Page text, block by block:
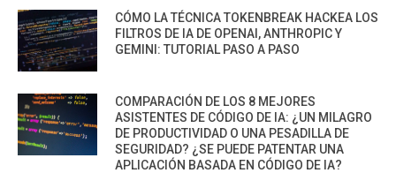
CÓMO LA TÉCNICA TOKENBREAK HACKEA LOS
FILTROS DE IA DE OPENAI, ANTHROPIC Y
GEMINI: TUTORIAL PASO A PASO
COMPARACIÓN DE LOS 8 MEJORES
ASISTENTES DE CÓDIGO DE IA: ¿UN MILAGRO
DE PRODUCTIVIDAD O UNA PESADILLA DE
SEGURIDAD? ¿SE PUEDE PATENTAR UNA
APLICACIÓN BASADA EN CÓDIGO DE IA?